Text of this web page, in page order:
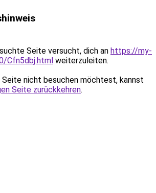
Seite versucht, dich an https://my-
Cfn5dbj.html weiterzuleiten.
Seite nicht besuchen möchtest, kannst
Seite zurückkehren.